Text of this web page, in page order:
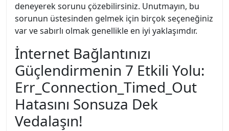
deneyerek sorunu çözebilirsiniz. Unutmayın, bu
sorunun üstesinden gelmek için birçok seçeneğiniz
var ve sabırlı olmak genellikle en iyi yaklaşımdır.
İnternet Bağlantınızı
Güçlendirmenin 7 Etkili Yolu:
Err_Connection_Timed_Out
Hatasını Sonsuza Dek
Vedalaşın!